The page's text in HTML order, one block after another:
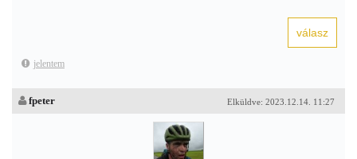
jelentem
Elküldve: 2023.12.14. 11:27
fpeter